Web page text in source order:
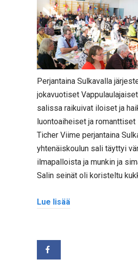
Perjantaina Sulkavalla
jokavuotiset
salissa raikuivat iloiset ja
luontoaiheiset ja romanttiset
Ticher Viime perjantaina
yhtenäiskoulun sali täyttyi
ilmapalloista ja munkin ja
Salin seinät oli koristeltu
Lue lisää